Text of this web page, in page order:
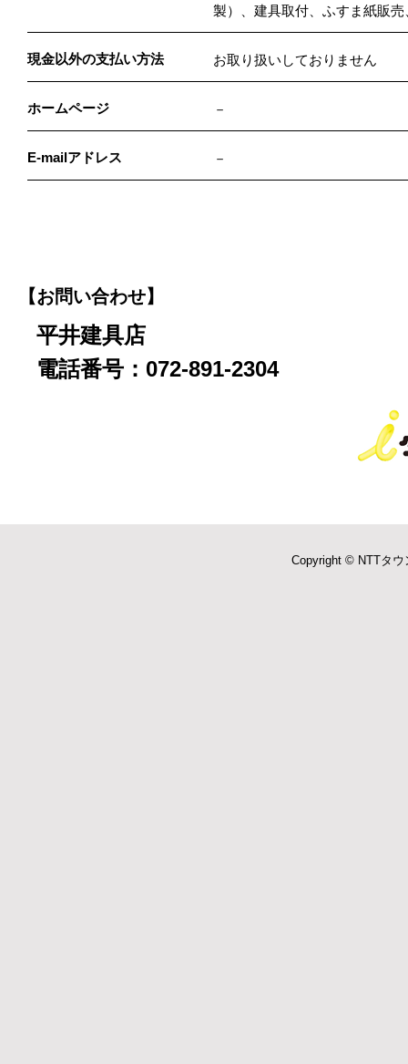
製）、建具取付、ふすま紙販
現金以外の支払い方法 お取り扱いしておりません
ホームページ －
E-mailアドレス －
【お問い合わせ】
平井建具店
電話番号：072-891-2304
Copyright © NTTタウ